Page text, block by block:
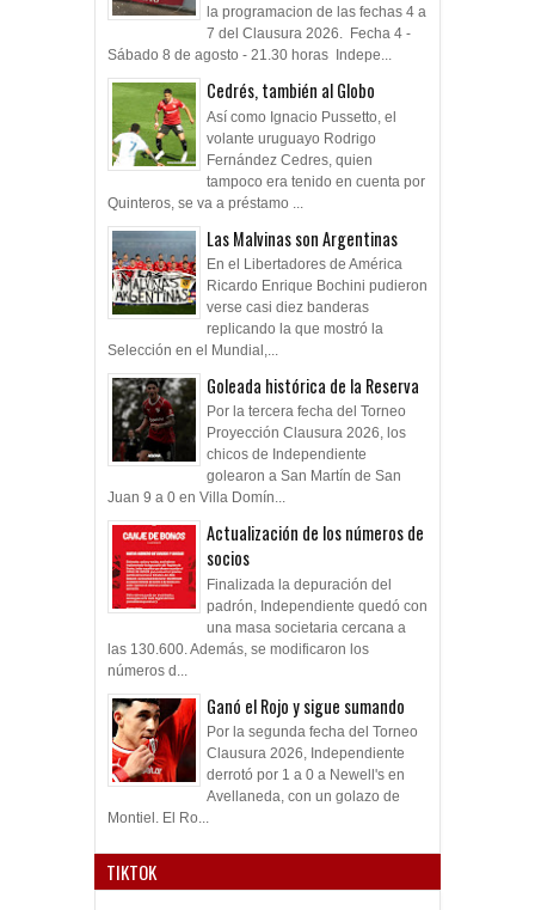
la programacion de las fechas 4 a
7 del Clausura 2026. Fecha 4 -
Sábado 8 de agosto - 21.30 horas Indepe...
Cedrés, también al Globo
Así como Ignacio Pussetto, el
volante uruguayo Rodrigo
Fernández Cedres, quien
tampoco era tenido en cuenta por
Quinteros, se va a préstamo ...
Las Malvinas son Argentinas
En el Libertadores de América
Ricardo Enrique Bochini pudieron
verse casi diez banderas
replicando la que mostró la
Selección en el Mundial,...
Goleada histórica de la Reserva
Por la tercera fecha del Torneo
Proyección Clausura 2026, los
chicos de Independiente
golearon a San Martín de San
Juan 9 a 0 en Villa Domín...
Actualización de los números de
socios
Finalizada la depuración del
padrón, Independiente quedó con
una masa societaria cercana a
las 130.600. Además, se modificaron los
números d...
Ganó el Rojo y sigue sumando
Por la segunda fecha del Torneo
Clausura 2026, Independiente
derrotó por 1 a 0 a Newell's en
Avellaneda, con un golazo de
Montiel. El Ro...
TIKTOK